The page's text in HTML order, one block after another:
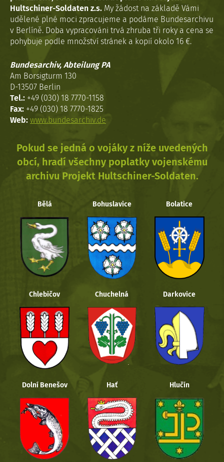
Hultschiner-Soldaten z.s. My žádost na základě Vámi
udělené plné moci zpracujeme a podáme Bundesarchivu
v Berlíně. Doba vypracováni trvá zhruba tři roky a cena se
pohybuje podle množství stránek a kopií okolo 16 €.
Bundesarchiv, Abteilung PA
Am Borsigturm 130
D-13507 Berlin
Tel.: +49 (030) 18 7770-1158
Fax: +49 (030) 18 7770-1825
Web: www.bundesarchiv.de
Pokud se jedná o vojáky z níže uvedených
obcí, hradí všechny poplatky vojenskému
archivu Projekt Hultschiner-Soldaten.
Bělá Bohuslavice Bolatice
Chlebičov Chuchelná Darkovice
Dolní Benešov Hať Hlučín